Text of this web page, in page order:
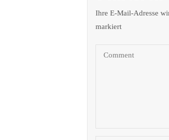
Ihre E-Mail-Adresse
markiert